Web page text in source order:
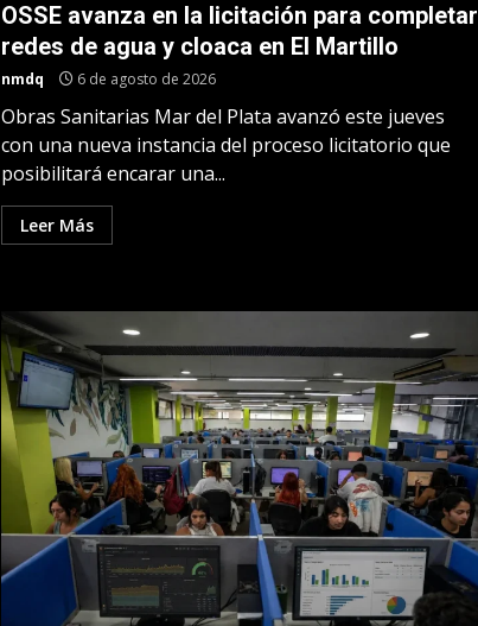
OSSE avanza en la licitación para completar
redes de agua y cloaca en El Martillo
nmdq 6 de agosto de 2026
Obras Sanitarias Mar del Plata avanzó este jueves
con una nueva instancia del proceso licitatorio que
posibilitará encarar una...
Leer Más